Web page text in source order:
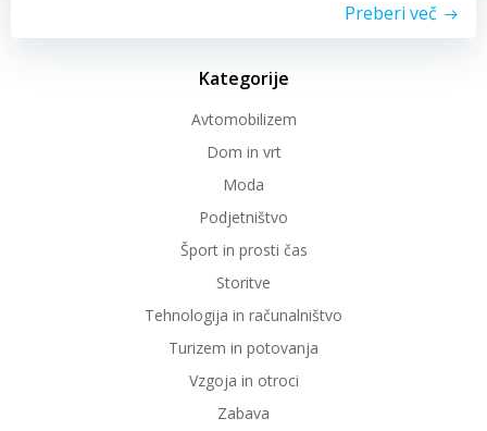
Preberi več
Kategorije
Avtomobilizem
Dom in vrt
Moda
Podjetništvo
Šport in prosti čas
Storitve
Tehnologija in računalništvo
Turizem in potovanja
Vzgoja in otroci
Zabava